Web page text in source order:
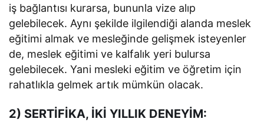
iş bağlantısı kurarsa, bununla vize alıp
gelebilecek. Aynı şekilde ilgilendiği alanda meslek
eğitimi almak ve mesleğinde gelişmek isteyenler
de, meslek eğitimi ve kalfalık yeri bulursa
gelebilecek. Yani mesleki eğitim ve öğretim için
rahatlıkla gelmek artık mümkün olacak.
2) SERTİFİKA, İKİ YILLIK DENEYİM: